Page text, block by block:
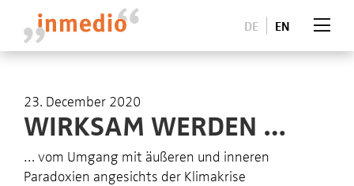
DE EN
23. December 2020
WIRKSAM WERDEN …
… vom Umgang mit äußeren und inneren
Paradoxien angesichts der Klimakrise